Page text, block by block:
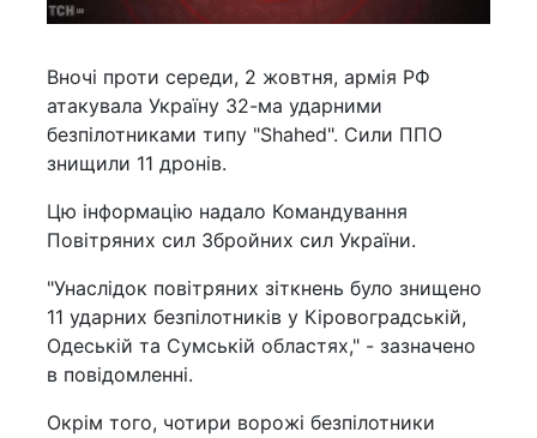
Вночі проти середи, 2 жовтня, армія РФ
атакувала Україну 32-ма ударними
безпілотниками типу "Shahed". Сили ППО
знищили 11 дронів.
Цю інформацію надало Командування
Повітряних сил Збройних сил України.
"Унаслідок повітряних зіткнень було знищено
11 ударних безпілотників у Кіровоградській,
Одеській та Сумській областях," - зазначено
в повідомленні.
Окрім того, чотири ворожі безпілотники